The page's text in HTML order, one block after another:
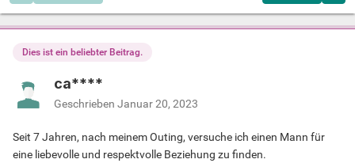
Dies ist ein beliebter Beitrag.
ca****
Geschrieben Januar 20, 2023
Seit 7 Jahren, nach meinem Outing, versuche ich einen Mann für
eine liebevolle und respektvolle Beziehung zu finden.